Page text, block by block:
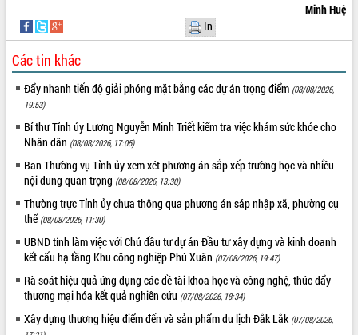
Triết thăm, tặng quà người có công với
cách mạng
Rà soát, hoàn thiện hệ thống thiết chế
văn hóa, thể thao đáp ứng yêu cầu
phát triển mới
Thường trực HĐND tỉnh Đắk Lắk gặp
mặt Đoàn chuyên gia y tế TP. Hồ Chí
Minh
Lễ truy điệu và an táng hài cốt liệt sĩ
tại Nghĩa trang Liệt sĩ xã Sơn Hòa
Bàn giải pháp tháo gỡ khó khăn trong
xuất khẩu sầu riêng và triển khai quy
định EUDR
Thứ trưởng Bộ Nông nghiệp và Môi
trường Nguyễn Hoàng Hiệp khảo sát
vùng trồng và doanh nghiệp đóng gói
sầu riêng tại Đắk Lắk
Trình diễn nghệ thuật chế biến các
LIÊN KẾT WEB
THỐNG KÊ TRUY CẬP
Hôm nay: 14402
Tất cả: 66100070
Minh Huệ
In
Các tin khác
Đẩy nhanh tiến độ giải phóng mặt bằng các dự án trọng điểm (08/08/2026,
19:53)
Bí thư Tỉnh ủy Lương Nguyễn Minh Triết kiểm tra việc khám sức khỏe cho
Nhân dân (08/08/2026, 17:05)
Ban Thường vụ Tỉnh ủy xem xét phương án sắp xếp trường học và nhiều
nội dung quan trọng (08/08/2026, 13:30)
Thường trực Tỉnh ủy chưa thông qua phương án sáp nhập xã, phường cụ
thể (08/08/2026, 11:30)
UBND tỉnh làm việc với Chủ đầu tư dự án Đầu tư xây dựng và kinh doanh
kết cấu hạ tầng Khu công nghiệp Phú Xuân (07/08/2026, 19:47)
Rà soát hiệu quả ứng dụng các đề tài khoa học và công nghệ, thúc đẩy
thương mại hóa kết quả nghiên cứu (07/08/2026, 18:34)
Xây dựng thương hiệu điểm đến và sản phẩm du lịch Đắk Lắk (07/08/2026,